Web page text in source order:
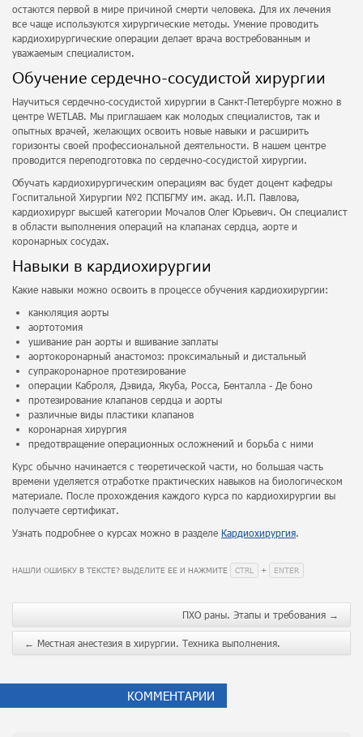
остаются первой в мире причиной смерти человека. Для их лечения
все чаще используются хирургические методы. Умение проводить
кардиохирургические операции делает врача востребованным и
уважаемым специалистом.
Обучение сердечно-сосудистой хирургии
Научиться сердечно-сосудистой хирургии в Санкт-Петербурге можно в
центре WETLAB. Мы приглашаем как молодых специалистов, так и
опытных врачей, желающих освоить новые навыки и расширить
горизонты своей профессиональной деятельности. В нашем центре
проводится переподготовка по сердечно-сосудистой хирургии.
Обучать кардиохирургическим операциям вас будет доцент кафедры
Госпитальной Хирургии №2 ПСПБГМУ им. акад. И.П. Павлова,
кардиохирург высшей категории Мочалов Олег Юрьевич. Он специалист
в области выполнения операций на клапанах сердца, аорте и
коронарных сосудах.
Навыки в кардиохирургии
Какие навыки можно освоить в процессе обучения кардиохирургии:
канюляция аорты
аортотомия
ушивание ран аорты и вшивание заплаты
аортокоронарный анастомоз: проксимальный и дистальный
супракоронарное протезирование
операции Каброля, Дэвида, Якуба, Росса, Бенталла - Де боно
протезирование клапанов сердца и аорты
различные виды пластики клапанов
коронарная хирургия
предотвращение операционных осложнений и борьба с ними
Курс обычно начинается с теоретической части, но большая часть
времени уделяется отработке практических навыков на биологическом
материале. После прохождения каждого курса по кардиохирургии вы
получаете сертификат.
Узнать подробнее о курсах можно в разделе Кардиохирургия
НАШЛИ ОШИБКУ В ТЕКСТЕ? ВЫДЕЛИТЕ ЕЕ И НАЖМИТЕ CTRL + ENTER
ПХО раны. Этапы и требования →
← Местная анестезия в хирургии. Техника выполнения.
КОММЕНТАРИИ